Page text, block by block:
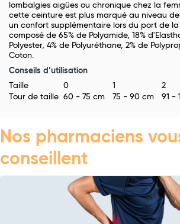
lombalgies aigües ou chronique chez la
cette ceinture est plus marqué au niveau
un confort supplémentaire lors du port de la
composé de 65% de Polyamide, 18%
Polyester, 4% de Polyuréthane, 2% de
Coton.
Conseils d’utilisation
Taille
0 1 2
Tour de taille 60 - 75 cm 75 - 90 cm 91 -
Nos pharmaciens
conseillent